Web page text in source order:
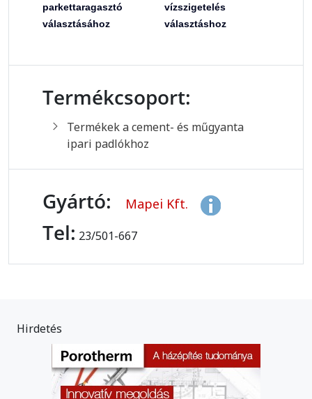
parkettaragasztó
választásához
vízszigetelés
választáshoz
Termékcsoport:
Termékek a cement- és műgyanta
ipari padlókhoz
Gyártó: Mapei Kft.
Tel: 23/501-667
Hirdetés